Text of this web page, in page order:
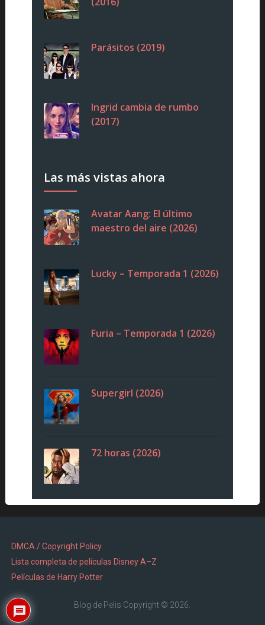
Parásitos (2019)
Ingrid cambia de rumbo
(2017)
Las más vistas ahora
Avatar Aang: El último
maestro del aire (2026)
Lucky – Temporada 1 (2026)
Furia – Temporada 1 (2026)
Supergirl (2026)
72 horas (2026)
DMCA / Copyright Policy
Lista completa de películas Disney A–Z
Películas de Harry Potter
Blog de Pelis Copyright © 2026.